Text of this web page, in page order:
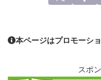
本ページはプロモーシ
スポ